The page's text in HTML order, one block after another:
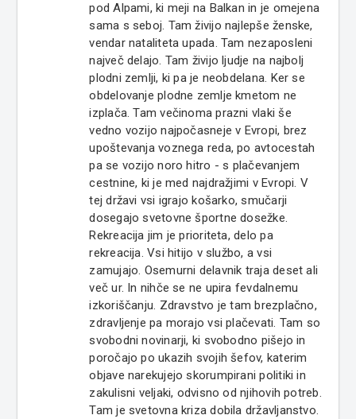
pod Alpami, ki meji na Balkan in je omejena
sama s seboj. Tam živijo najlepše ženske,
vendar nataliteta upada. Tam nezaposleni
največ delajo. Tam živijo ljudje na najbolj
plodni zemlji, ki pa je neobdelana. Ker se
obdelovanje plodne zemlje kmetom ne
izplača. Tam večinoma prazni vlaki še
vedno vozijo najpočasneje v Evropi, brez
upoštevanja voznega reda, po avtocestah
pa se vozijo noro hitro - s plačevanjem
cestnine, ki je med najdražjimi v Evropi. V
tej državi vsi igrajo košarko, smučarji
dosegajo svetovne športne dosežke.
Rekreacija jim je prioriteta, delo pa
rekreacija. Vsi hitijo v službo, a vsi
zamujajo. Osemurni delavnik traja deset ali
več ur. In nihče se ne upira fevdalnemu
izkoriščanju. Zdravstvo je tam brezplačno,
zdravljenje pa morajo vsi plačevati. Tam so
svobodni novinarji, ki svobodno pišejo in
poročajo po ukazih svojih šefov, katerim
objave narekujejo skorumpirani politiki in
zakulisni veljaki, odvisno od njihovih potreb.
Tam je svetovna kriza dobila državljanstvo.